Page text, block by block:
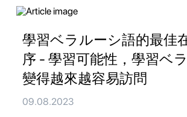
學習ベラルーシ語的最佳
序 - 學習可能性，學習ベ
變得越來越容易訪問
09.08.2023